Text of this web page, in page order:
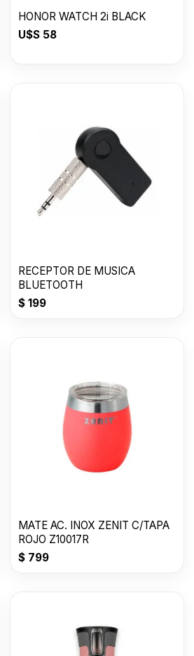
HONOR WATCH 2i BLACK
U$S 58
RECEPTOR DE MUSICA
BLUETOOTH
$ 199
MATE AC. INOX ZENIT C/TAPA
ROJO Z10017R
$ 799